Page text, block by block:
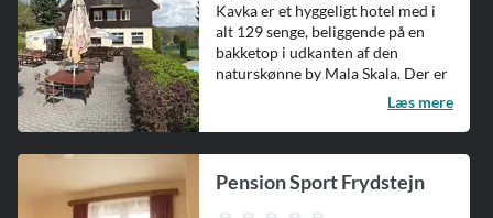
Kavka er et hyggeligt hotel med i
alt 129 senge, beliggende på en
bakketop i udkanten af den
naturskønne by Mala Skala. Der er
Læs mere
Pension Sport Frydstejn